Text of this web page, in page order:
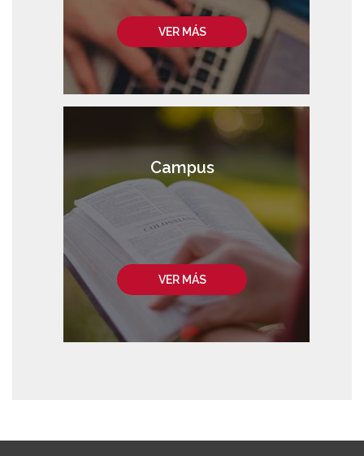
VER MÁS
VER MÁS
Campus